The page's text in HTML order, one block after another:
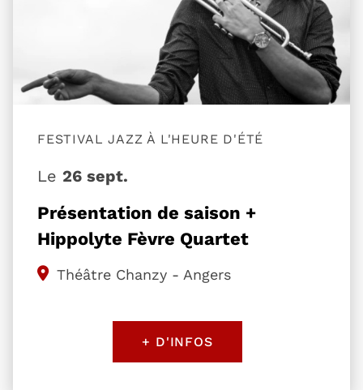
Présentation de saison +
Hippolyte Fèvre Quartet
FESTIVAL JAZZ À L'HEURE D'ÉTÉ
Le 26 sept.
Théâtre Chanzy - Angers
+ D'INFOS